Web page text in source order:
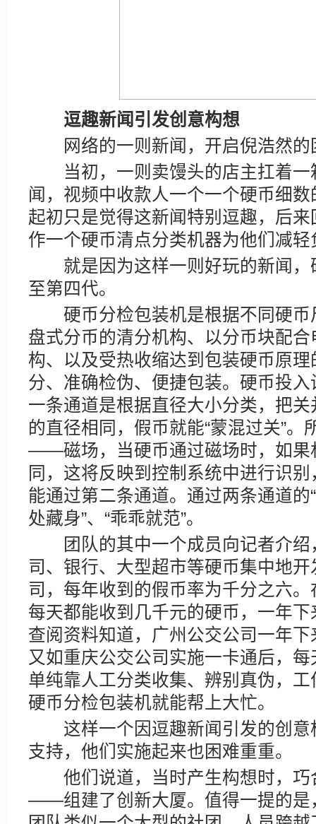
逗趣新闻引发创意构想
网络的一则新闻，开启倪浩然的
当初，一则卖馒头的店主扛着一
闻，视频中收款人一个一个硬币细
起初只是觉得这新闻特别逗趣，后
作一个硬币清点分类机器为他们减轻
就是因为这样一则好玩的新闻，
至第四代。
硬币分检包装机是根据不同硬币
盘式分币的清分机构、以分币块配
构、以及受热收缩达到包装硬币原
分、准确检伪、便捷包装。硬币投
一条通道是根据直径大小分类，把
的直径相同，假币就能“蒙混过关”。
——磁场，当硬币通过磁场时，如果
同，这将反映到控制系统中进行识
能通过第二条通道。通过两条通道的
处藏身”、“乖乖就范”。
团队的其中一个成员向记者介绍
司、银行、大型超市等硬币集中地
司，每年收到的假币率为千分之六
每天都能收到几千元的硬币，一年
查阅资料知道，广州公交公司一年
又如重庆公交公司实施一卡通后，
单纯靠人工分类收集、辨别真伪，
硬币分检包装机就能帮上大忙。
这样一个因逗趣新闻引发的创意
支持，他们实施起来也困难重重。
他们说道，当时产生构想时，巧
——组建了创新大厦。值得一提的是